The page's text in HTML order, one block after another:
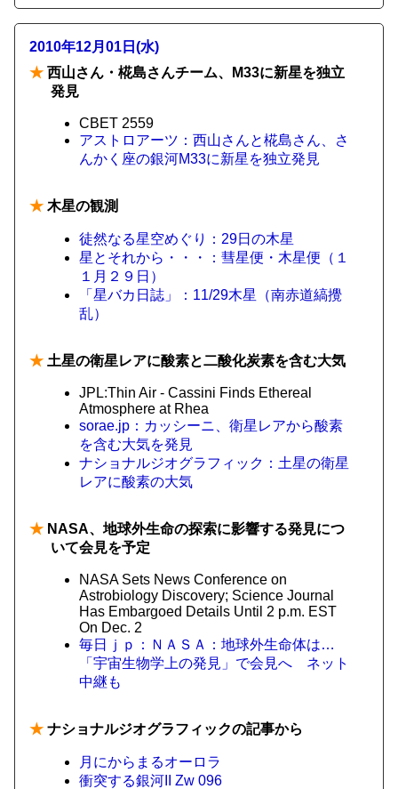
2010年12月01日(水)
★ 西山さん・椛島さんチーム、M33に新星を独立
発見
CBET 2559
アストロアーツ：西山さんと椛島さん、さ
んかく座の銀河M33に新星を独立発見
★ 木星の観測
徒然なる星空めぐり：29日の木星
星とそれから・・・：彗星便・木星便（１
１月２９日）
「星バカ日誌」：11/29木星（南赤道縞攪
乱）
★ 土星の衛星レアに酸素と二酸化炭素を含む大気
JPL:Thin Air - Cassini Finds Ethereal
Atmosphere at Rhea
sorae.jp：カッシーニ、衛星レアから酸素
を含む大気を発見
ナショナルジオグラフィック：土星の衛星
レアに酸素の大気
★ NASA、地球外生命の探索に影響する発見につ
いて会見を予定
NASA Sets News Conference on
Astrobiology Discovery; Science Journal
Has Embargoed Details Until 2 p.m. EST
On Dec. 2
毎日ｊｐ：ＮＡＳＡ：地球外生命体は…
「宇宙生物学上の発見」で会見へ ネット
中継も
★ ナショナルジオグラフィックの記事から
月にからまるオーロラ
衝突する銀河II Zw 096